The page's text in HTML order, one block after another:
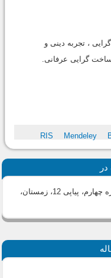
، تجربه دینی و
گرایی عرفانی.
RIS Mendeley
،